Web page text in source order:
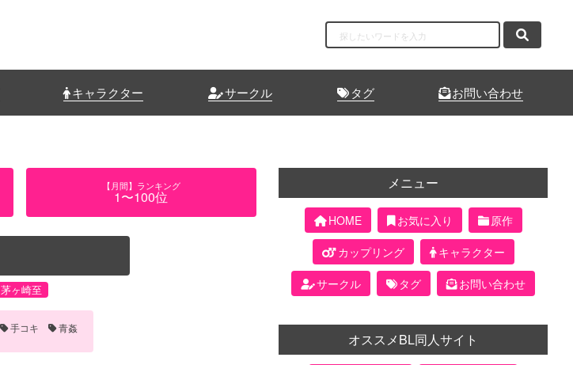
キャラクター サークル タグ お問い合わせ
【月間】ランキング
1〜100位
茅ヶ崎至
手コキ 青姦
メニュー
HOME お気に入り
原作
カップリング
キャラクター
サークル
タグ お問い合わせ
オススメBL同人サイト